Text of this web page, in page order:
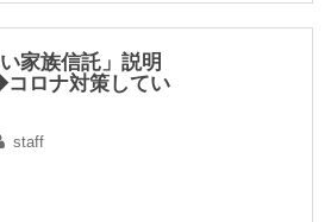
家族信託」説明
ロナ対策してい
staff